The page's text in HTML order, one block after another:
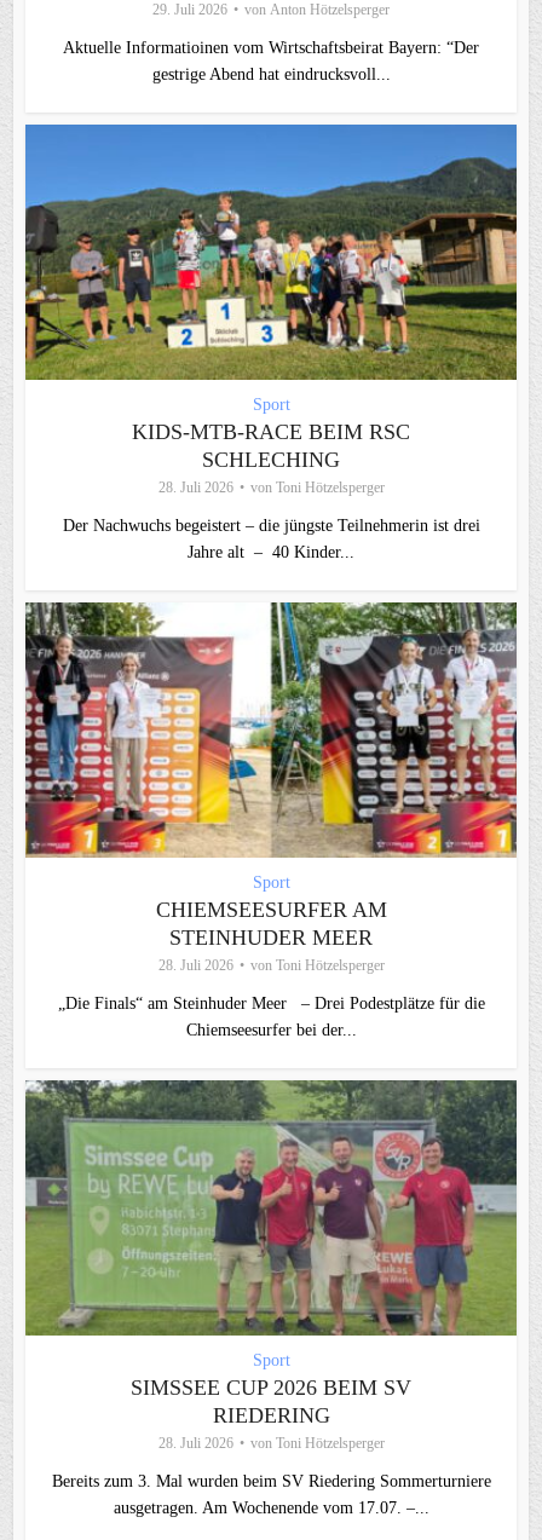
29. Juli 2026 von Anton Hötzelsperger
Aktuelle Informatioinen vom Wirtschaftsbeirat Bayern: “Der
gestrige Abend hat eindrucksvoll...
Sport
KIDS-MTB-RACE BEIM RSC
SCHLECHING
28. Juli 2026 von Toni Hötzelsperger
Der Nachwuchs begeistert – die jüngste Teilnehmerin ist drei
Jahre alt – 40 Kinder...
Sport
CHIEMSEESURFER AM
STEINHUDER MEER
28. Juli 2026 von Toni Hötzelsperger
„Die Finals“ am Steinhuder Meer – Drei Podestplätze für die
Chiemseesurfer bei der...
Sport
SIMSSEE CUP 2026 BEIM SV
RIEDERING
28. Juli 2026 von Toni Hötzelsperger
Bereits zum 3. Mal wurden beim SV Riedering Sommerturniere
ausgetragen. Am Wochenende vom 17.07. –...